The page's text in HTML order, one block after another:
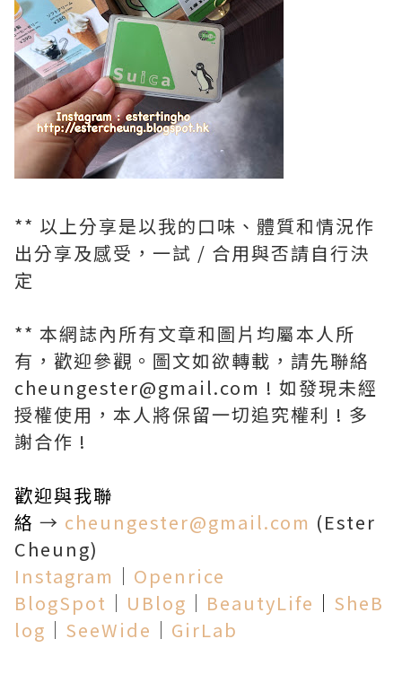
** 以上分享是以我的口味、體質和情況作
出分享及感受，一試 / 合用與否請自行決
定
** 本網誌內所有文章和圖片均屬本人所
有，歡迎參觀。圖文如欲轉載，請先聯絡
cheungester@gmail.com ! 如發現未經
授權使用，本人將保留一切追究權利 ! 多
謝合作 !
歡迎與我聯
絡 → cheungester@gmail.com (Ester
Cheung)
Instagram │ Openrice
BlogSpot │ UBlog │ BeautyLife │ SheB
log │ SeeWide │ GirLab